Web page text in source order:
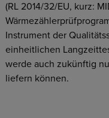
(RL 2014/32/EU, kurz:
Instrument der
einheitlichen
werde auch zukünftig
liefern können.